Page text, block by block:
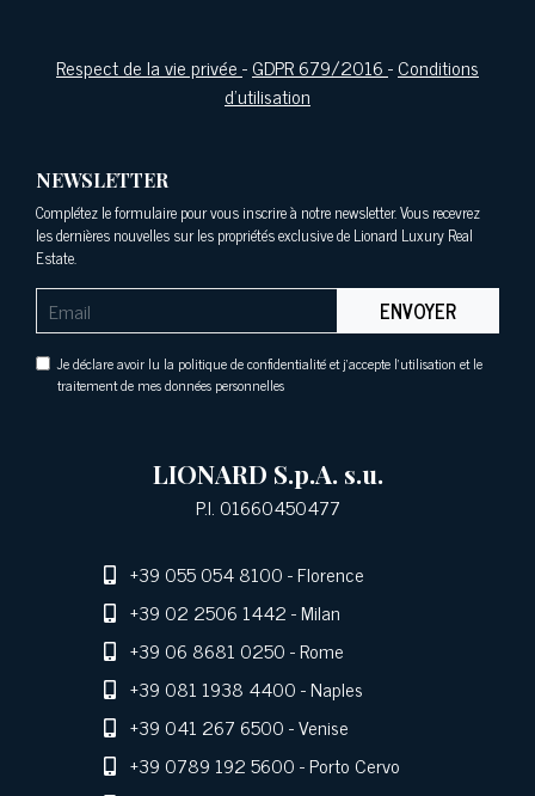
Respect de la vie privée-GDPR 679/2016-Conditions
d'utilisation
NEWSLETTER
Complétez le formulaire pour vous inscrire à notre newsletter. Vous recevrez
les dernières nouvelles sur les propriétés exclusive de Lionard Luxury Real
Estate.
ENVOYER
Je déclare avoir lu la politique de confidentialité et j'accepte l'utilisation et le
traitement de mes données personnelles
LIONARD S.p.A. s.u.
P.I. 01660450477
+39 055 054 8100- Florence
+39 02 2506 1442- Milan
+39 06 8681 0250- Rome
+39 081 1938 4400- Naples
+39 041 267 6500- Venise
+39 0789 192 5600- Porto Cervo